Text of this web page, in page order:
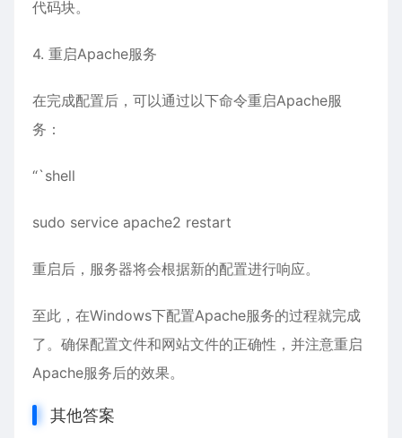
代码块。
4. 重启Apache服务
在完成配置后，可以通过以下命令重启Apache服
务：
“`shell
sudo service apache2 restart
重启后，服务器将会根据新的配置进行响应。
至此，在Windows下配置Apache服务的过程就完成
了。确保配置文件和网站文件的正确性，并注意重启
Apache服务后的效果。
其他答案